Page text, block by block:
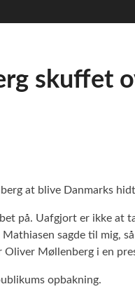
skuffet
at blive Danmarks
på. Uafgjort er ikke at
sagde til mig,
Oliver Møllenberg i en
opbakning.